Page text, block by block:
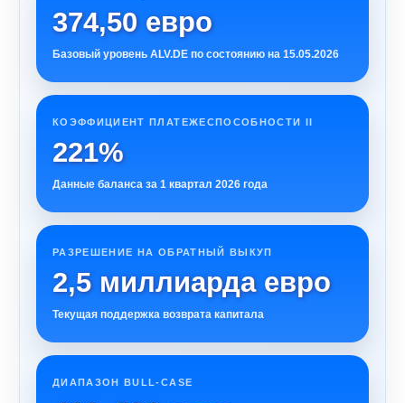
374,50 евро
Базовый уровень ALV.DE по состоянию на 15.05.2026
КОЭФФИЦИЕНТ ПЛАТЕЖЕСПОСОБНОСТИ II
221%
Данные баланса за 1 квартал 2026 года
РАЗРЕШЕНИЕ НА ОБРАТНЫЙ ВЫКУП
2,5 миллиарда евро
Текущая поддержка возврата капитала
ДИАПАЗОН BULL-CASE